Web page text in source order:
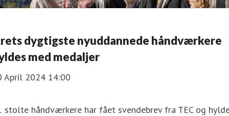
dygtigste nyuddannede håndværkere
med medaljer
April 2024 14:00
stolte håndværkere har fået svendebrev fra TEC og